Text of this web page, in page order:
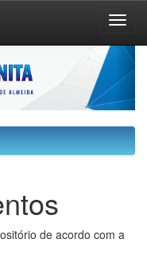
de acordo com a